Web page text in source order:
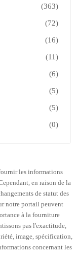
(363)
(72)
(16)
(11)
(6)
(5)
(5)
(0)
les informations
en raison de la
de statut des
notre portail peuvent
à la fourniture
pas l'exactitude,
image, spécification,
concernant les